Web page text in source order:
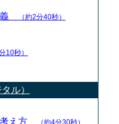
義 （約2分40秒）
10秒）
ル）
考え方 （約4分30秒）